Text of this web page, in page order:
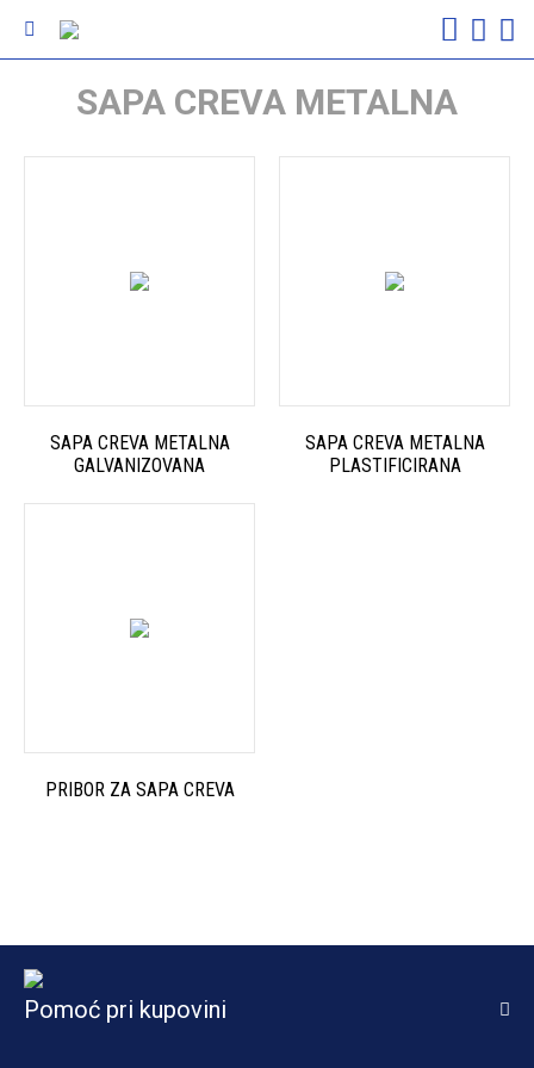
SAPA CREVA METALNA
SAPA CREVA METALNA
GALVANIZOVANA
SAPA CREVA METALNA
PLASTIFICIRANA
PRIBOR ZA SAPA CREVA
Pomoć pri kupovini